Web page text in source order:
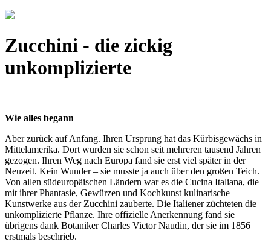
Zucchini - die zickig
unkomplizierte
Wie alles begann
Aber zurück auf Anfang. Ihren Ursprung hat das Kürbisgewächs in
Mittelamerika. Dort wurden sie schon seit mehreren tausend Jahren
gezogen. Ihren Weg nach Europa fand sie erst viel später in der
Neuzeit. Kein Wunder – sie musste ja auch über den großen Teich.
Von allen südeuropäischen Ländern war es die Cucina Italiana, die
mit ihrer Phantasie, Gewürzen und Kochkunst kulinarische
Kunstwerke aus der Zucchini zauberte. Die Italiener züchteten die
unkomplizierte Pflanze. Ihre offizielle Anerkennung fand sie
übrigens dank Botaniker Charles Victor Naudin, der sie im 1856
erstmals beschrieb.